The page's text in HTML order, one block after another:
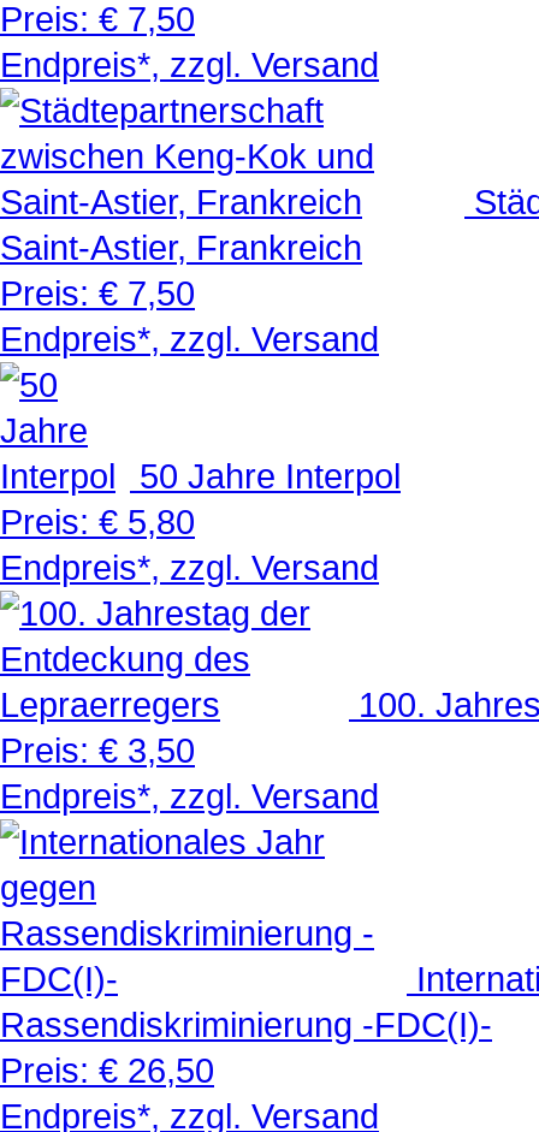
Preis: € 7,50
Endpreis*, zzgl. Versand
Saint-Astier, Frankreich
Preis: € 7,50
Endpreis*, zzgl. Versand
50 Jahre Interpol
Preis: € 5,80
Endpreis*, zzgl. Versand
100.
Preis: € 3,50
Endpreis*, zzgl. Versand
Rassendiskriminierung -FDC(I)-
Preis: € 26,50
Endpreis*, zzgl. Versand